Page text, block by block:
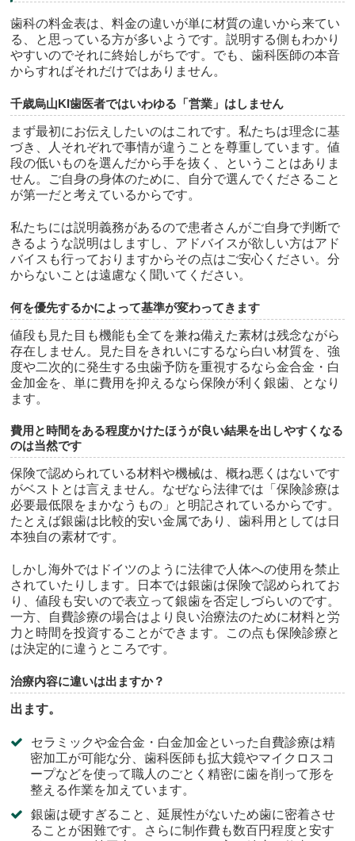
歯科の料金表は、料金の違いが単に材質の違いから来てい
る、と思っている方が多いようです。説明する側もわかり
やすいのでそれに終始しがちです。でも、歯科医師の本音
からすればそれだけではありません。
千歳烏山KI歯医者ではいわゆる「営業」はしません
まず最初にお伝えしたいのはこれです。私たちは理念に基
づき、人それぞれで事情が違うことを尊重しています。値
段の低いものを選んだから手を抜く、ということはありま
せん。ご自身の身体のために、自分で選んでくださること
が第一だと考えているからです。
私たちには説明義務があるので患者さんがご自身で判断で
きるような説明はしますし、アドバイスが欲しい方はアド
バイスも行っておりますからその点はご安心ください。分
からないことは遠慮なく聞いてください。
何を優先するかによって基準が変わってきます
値段も見た目も機能も全てを兼ね備えた素材は残念ながら
存在しません。見た目をきれいにするなら白い材質を、強
度や二次的に発生する虫歯予防を重視するなら金合金・白
金加金を、単に費用を抑えるなら保険が利く銀歯、となり
ます。
費用と時間をある程度かけたほうが良い結果を出しやすくなる
のは当然です
保険で認められている材料や機械は、概ね悪くはないです
がベストとは言えません。なぜなら法律では「保険診療は
必要最低限をまかなうもの」と明記されているからです。
たとえば銀歯は比較的安い金属であり、歯科用としては日
本独自の素材です。
しかし海外ではドイツのように法律で人体への使用を禁止
されていたりします。日本では銀歯は保険で認められてお
り、値段も安いので表立って銀歯を否定しづらいのです。
一方、自費診療の場合はより良い治療法のために材料と労
力と時間を投資することができます。この点も保険診療と
は決定的に違うところです。
治療内容に違いは出ますか？
出ます。
セラミックや金合金・白金加金といった自費診療は精
密加工が可能な分、歯科医師も拡大鏡やマイクロスコ
ープなどを使って職人のごとく精密に歯を削って形を
整える作業を加えています。
銀歯は硬すぎること、延展性がないため歯に密着させ
ることが困難です。さらに制作費も数百円程度と安す